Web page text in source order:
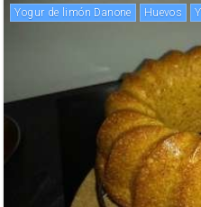
Yogur de limón Danone huevos